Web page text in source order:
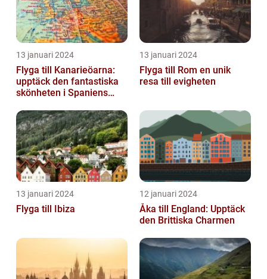
13 januari 2024
Flyga till Kanarieöarna:
upptäck den fantastiska
skönheten i Spaniens
13 januari 2024
Flyga till Rom en unik
resa till evigheten
13 januari 2024
Flyga till Ibiza
12 januari 2024
Åka till England: Upptäck
den Brittiska Charmen